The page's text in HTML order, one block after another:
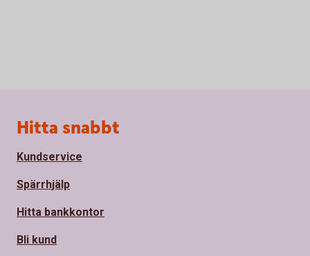
Sidfot
Hitta snabbt
Kundservice
Spärrhjälp
Hitta bankkontor
Bli kund